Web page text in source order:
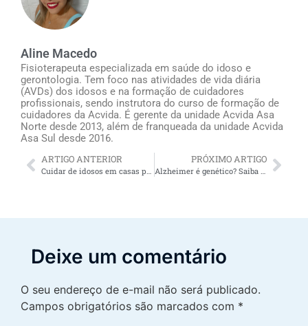
Aline Macedo
Fisioterapeuta especializada em saúde do idoso e
gerontologia. Tem foco nas atividades de vida diária
(AVDs) dos idosos e na formação de cuidadores
profissionais, sendo instrutora do curso de formação de
cuidadores da Acvida. É gerente da unidade Acvida Asa
Norte desde 2013, além de franqueada da unidade Acvida
Asa Sul desde 2016.
ARTIGO ANTERIOR
Cuidar de idosos em casas particulares: ajuda profissional traz alívio para os familiares
PRÓXIMO ARTIGO
Alzheimer é genético? Saiba mais no Blogdocuidado
Deixe um comentário
O seu endereço de e-mail não será publicado.
Campos obrigatórios são marcados com *